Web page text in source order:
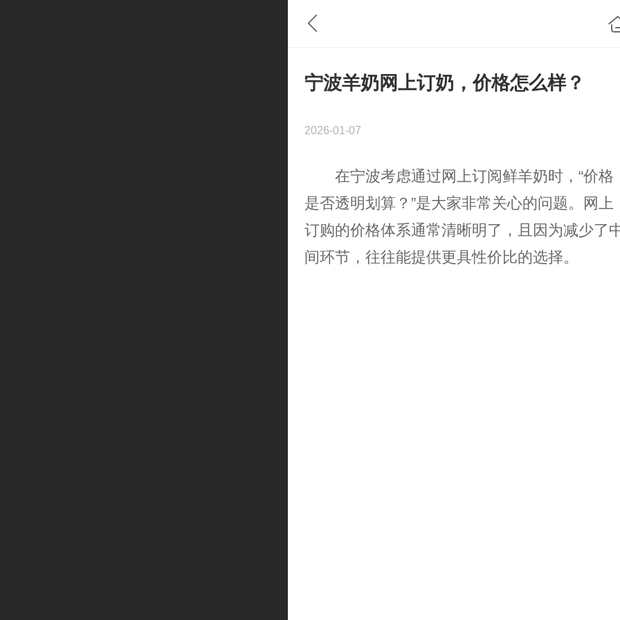
宁波羊奶网上订奶，价格怎么样？
2026-01-07
在宁波考虑通过网上订阅鲜羊奶时，“价格
是否透明划算？”是大家非常关心的问题。网上
订购的价格体系通常清晰明了，且因为减少了
间环节，往往能提供更具性价比的选择。